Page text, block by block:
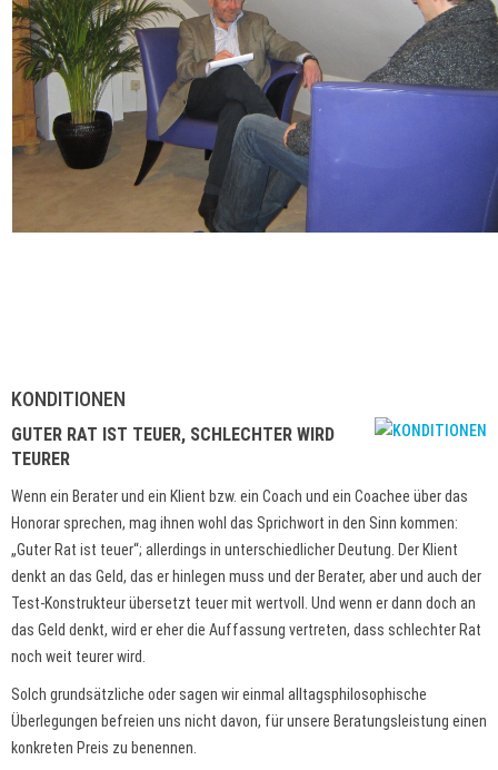
KONDITIONEN
GUTER RAT IST TEUER, SCHLECHTER WIRD
TEURER
Wenn ein Berater und ein Klient bzw. ein Coach und ein Coachee über das
Honorar sprechen, mag ihnen wohl das Sprichwort in den Sinn kommen:
„Guter Rat ist teuer“; allerdings in unterschiedlicher Deutung. Der Klient
denkt an das Geld, das er hinlegen muss und der Berater, aber und auch der
Test-Konstrukteur übersetzt teuer mit wertvoll. Und wenn er dann doch an
das Geld denkt, wird er eher die Auffassung vertreten, dass schlechter Rat
noch weit teurer wird.
Solch grundsätzliche oder sagen wir einmal alltagsphilosophische
Überlegungen befreien uns nicht davon, für unsere Beratungsleistung einen
konkreten Preis zu benennen.